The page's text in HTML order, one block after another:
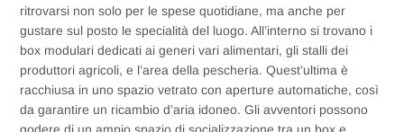
ritrovarsi non solo per le spese quotidiane, ma anche per
gustare sul posto le specialità del luogo. All’interno si trovano i
box modulari dedicati ai generi vari alimentari, gli stalli dei
produttori agricoli, e l’area della pescheria. Quest’ultima è
racchiusa in uno spazio vetrato con aperture automatiche, così
da garantire un ricambio d’aria idoneo. Gli avventori possono